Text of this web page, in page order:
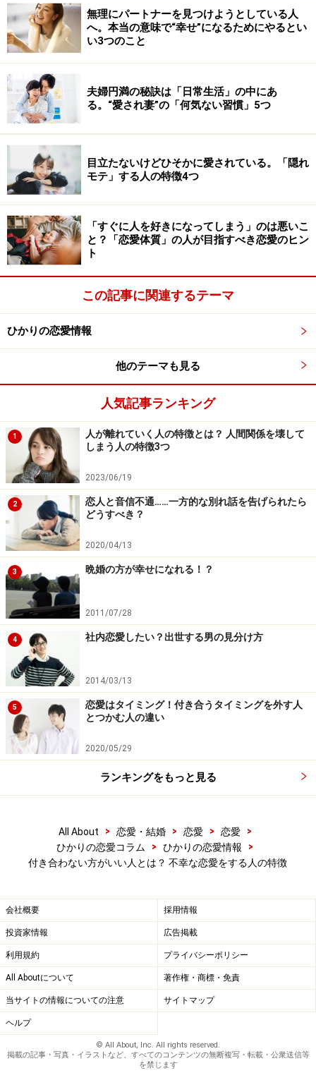
介なのです。
恋愛に限らず、友達関係でも、1人だとそこまで悪くな
らなくても、同じような負を持っている人と結びつく
と、状況が悪化することはよくあることです。
お互いの意地悪な部分が似ていたり、悪口の言うことが
楽しかったりする者同士が結びつくと、自分自身の人間
力が損なわれてしまいます。
例えば女子会でも、悪口ばかり言い合っているメンバー
が幸せになることは、そうそうありません。
結局、こういう人たちが集まると、環境や相手のせいに
して、自分が嫉妬、恨み、妬みを抱くことを肯定してし
まい、自分が変わって状況を改善させる方向にエネルギ
ーを持っていけないので、幸せになれないのです。
分”を、受け止め、解消していくことは重要です。
さらに、恋人でも、友達でも、付き合っていく相手は、
「優しい部分が共感できる」「正義感が似ている」な
自分の“正の部分”と結びつく人にするといいでしょ
う。そうすると、お互いに向上し合える関係が築けます
よ。
その2：欲望を刺激する相手
人は、欲望を必要以上に刺激する相手と付き合っていく
と、堕落してきます。
例えば、肉体的な快楽で相手を骨抜きにするタイプとい
うのも存在します。また、物質的な欲望や出世欲、名声
欲を刺激して、相手をそそのかすタイプもいます。
欲のない人など存在しません。だからこそ、余程、理性
的な人でない限り、そういった欲望を刺激する人に出会
うと、少なからず影響を受けてしまうのです。
欲望が悪いとは言いません。でも、理性とのバランスが
悪いと身を崩します。
だから、はじめからそういった相手には、近づかないよ
うにした方がいいでしょう。
また自分は欲望に溺れないように気を付けていても、パ
ートナーが欲望に弱いケースもあります。 そういう人
は、理性よりも欲望の方が勝ってしまうから、お金のた
で浮気をしまったり……。周りを巻き込んで不幸にし、さ
らに、自身も破滅させていきます。
だから、自分の欲望を刺激していくる人、そして、欲望
に負けてしまうような相手には、気を付けた方がいいで
しょう。
その3：自分の思いで人を振り回す相手
無理にパートナーを見つけようとしている人
へ。本当の意味で“幸せ”になるためにやるとい
い3つのこと
夫婦円満の秘訣は「日常生活」の中にあ
る。“愛され妻”の「何気ない習慣」5つ
目立たないけどひそかに愛されている。「隠れ
モテ」する人の特徴4つ
「すぐに人を好きになってしまう」のは悪いこ
と？「恋愛体質」の人が目指すべき恋愛のヒン
ト
この記事に関連するテーマ
ひかりの恋愛情報
他のテーマも見る
人気記事ランキング
1
人が離れていく人の特徴とは？ 人間関係を壊して
しまう人の特徴3つ
2023/06/19
2
恋人と音信不通……一方的な別れ話を告げられたら
どうすべき？
2020/04/13
3 晩婚の方が幸せになれる！？
2011/07/28
4 社内恋愛したい？出世する男の見分け方
2014/03/13
5
恋愛はタイミング！付き合うタイミングを外す人
とつかむ人の違い
2020/05/29
ランキングをもっと見る
All About > 恋愛・結婚 > 恋愛 > 恋愛
>
ひかりの恋愛コラム
> ひかりの恋愛情報
>
付き合わない方がいい人とは？ 不幸な恋愛をする人の特徴
会社概要 採用情報
投資家情報 広告掲載
利用規約 プライバシーポリシー
All Aboutについて 著作権・商標・免責
当サイトの情報についての注意 サイトマップ
ヘルプ
© All About, Inc. All rights reserved.
掲載の記事・写真・イラストなど、すべてのコンテンツの無断複写・転載・公衆送信等
を禁じます